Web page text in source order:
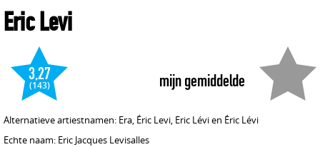
Eric Levi
mijn gemiddelde
3,27
(143)
Alternatieve artiestnamen: Era, Éric Levi, Eric Lévi en Éric Lévi
Echte naam: Eric Jacques Levisalles